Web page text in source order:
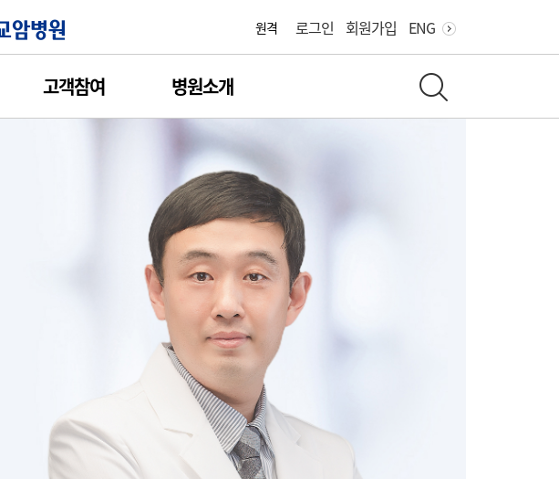
원격 로그인 회원가입 ENG
고객참여 병원소개